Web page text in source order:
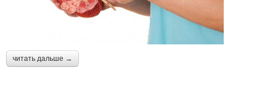
читать дальше →